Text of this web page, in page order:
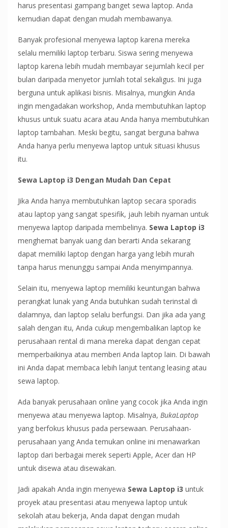
harus presentasi gampang banget sewa laptop. Anda
kemudian dapat dengan mudah membawanya.
Banyak profesional menyewa laptop karena mereka
selalu memiliki laptop terbaru. Siswa sering menyewa
laptop karena lebih mudah membayar sejumlah kecil per
bulan daripada menyetor jumlah total sekaligus. Ini juga
berguna untuk aplikasi bisnis. Misalnya, mungkin Anda
ingin mengadakan workshop, Anda membutuhkan laptop
khusus untuk suatu acara atau Anda hanya membutuhkan
laptop tambahan. Meski begitu, sangat berguna bahwa
Anda hanya perlu menyewa laptop untuk situasi khusus
itu.
Sewa Laptop i3 Dengan Mudah Dan Cepat
Jika Anda hanya membutuhkan laptop secara sporadis
atau laptop yang sangat spesifik, jauh lebih nyaman untuk
menyewa laptop daripada membelinya. Sewa Laptop i3
menghemat banyak uang dan berarti Anda sekarang
dapat memiliki laptop dengan harga yang lebih murah
tanpa harus menunggu sampai Anda menyimpannya.
Selain itu, menyewa laptop memiliki keuntungan bahwa
perangkat lunak yang Anda butuhkan sudah terinstal di
dalamnya, dan laptop selalu berfungsi. Dan jika ada yang
salah dengan itu, Anda cukup mengembalikan laptop ke
perusahaan rental di mana mereka dapat dengan cepat
memperbaikinya atau memberi Anda laptop lain. Di bawah
ini Anda dapat membaca lebih lanjut tentang leasing atau
sewa laptop.
Ada banyak perusahaan online yang cocok jika Anda ingin
menyewa atau menyewa laptop. Misalnya, BukaLaptop
yang berfokus khusus pada persewaan. Perusahaan-
perusahaan yang Anda temukan online ini menawarkan
laptop dari berbagai merek seperti Apple, Acer dan HP
untuk disewa atau disewakan.
Jadi apakah Anda ingin menyewa Sewa Laptop i3 untuk
proyek atau presentasi atau menyewa laptop untuk
sekolah atau bekerja, Anda dapat dengan mudah